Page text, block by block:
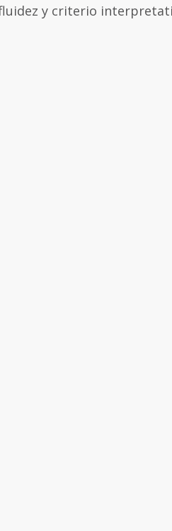
y criterio